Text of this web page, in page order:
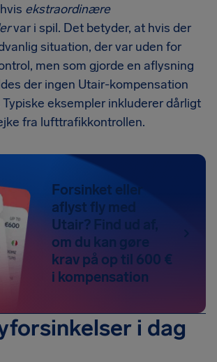
ekstraordinære
var i spil. Det betyder, at hvis der
situation, der var uden for
men som gjorde en aflysning
der ingen Utair-kompensation
eksempler inkluderer dårligt
fra lufttrafikkontrollen.
Forsinket eller
aflyst fly med
Utair? Find ud af,
om du kan gøre
krav på op til 600 €
i kompensation
i dag